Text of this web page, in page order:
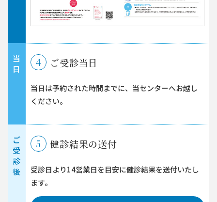
当
日
4 ご受診当日
当日は予約された時間までに、当センターへお越し
ください。
ご
受
診
後
5 健診結果の送付
受診日より14営業日を目安に健診結果を送付いたし
ます。